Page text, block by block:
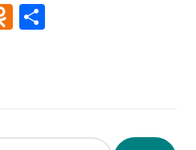
Odnoklassniki